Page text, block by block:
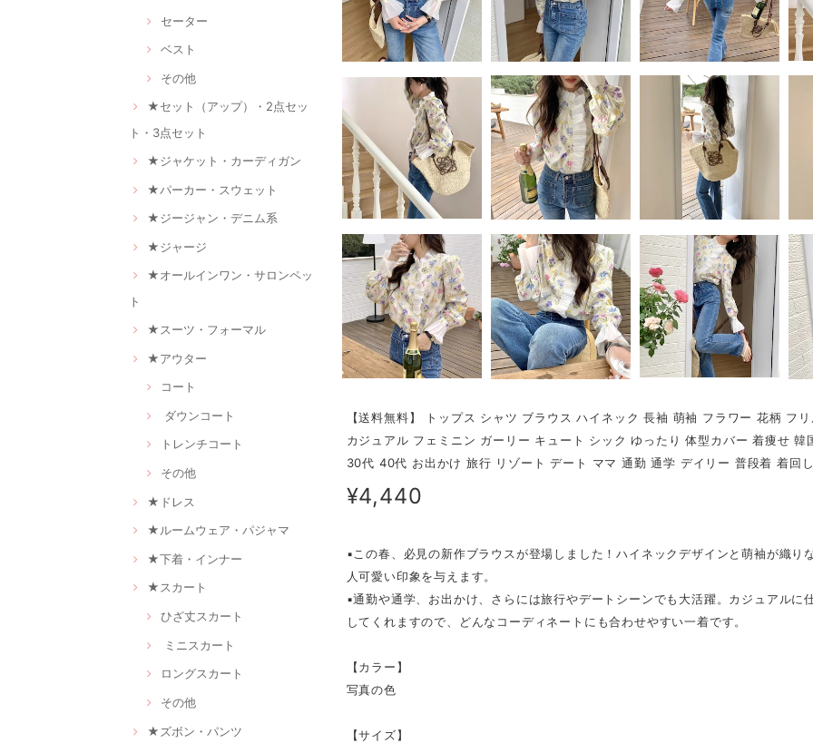
セーター
ベスト
その他
★セット（アップ）・2点セッ
ト・3点セット
★ジャケット・カーディガン
★パーカー・スウェット
★ジージャン・デニム系
★ジャージ
★オールインワン・サロンペッ
ト
★スーツ・フォーマル
★アウター
コート
ダウンコート
トレンチコート
その他
★ドレス
★ルームウェア・パジャマ
★下着・インナー
★スカート
ひざ丈スカート
ミニスカート
ロングスカート
その他
★ズボン・パンツ
【送料無料】 トップス シャツ ブラウス ハイネック 長袖 萌袖 フラワー 花柄 フ
カジュアル フェミニン ガーリー キュート シック ゆったり 体型カバー 着痩せ
30代 40代 お出かけ 旅行 リゾート デート ママ 通勤 通学 デイリー 普段着 着回
¥4,440
▪この春、必見の新作ブラウスが登場しました！ハイネックデザインと萌袖が織り
人可愛い印象を与えます。
▪通勤や通学、お出かけ、さらには旅行やデートシーンでも大活躍。カジュアルに
してくれますので、どんなコーディネートにも合わせやすい一着です。
【カラー】
写真の色
【サイズ】